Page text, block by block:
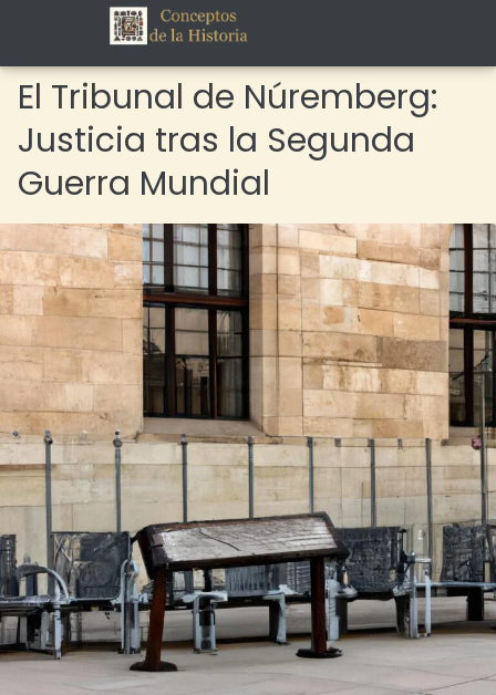
El Tribunal de Núremberg:
Justicia tras la Segunda
Guerra Mundial